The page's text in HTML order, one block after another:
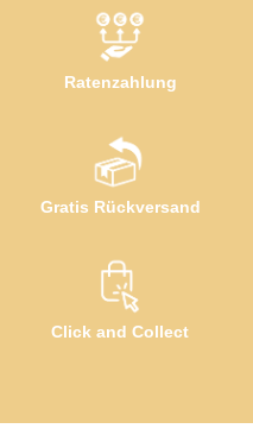
Ratenzahlung
Gratis Rückversand
Click and Collect